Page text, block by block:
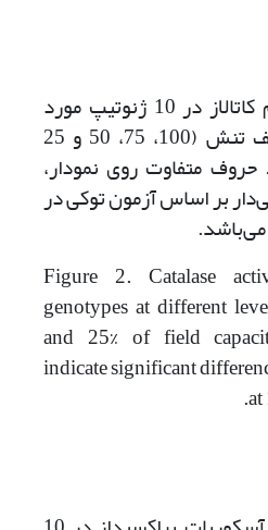
شکل 2- فعالیت آنزیم کاتالاز در 10 ژنوتیپ‌ مورد
مطالعه در سطوح مختلف تنش (100، 75، 50 و 25
متفاوت روی نمودار،
بر اساس آزمون توکی در
Figure 2. Catalase
genotypes at different
and 25% of field
indicate significant